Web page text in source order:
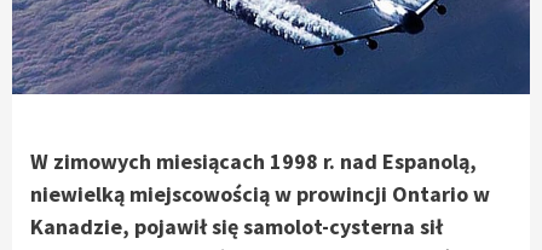
W zimowych miesiącach 1998 r. nad Espanolą,
niewielką miejscowością w prowincji Ontario w
Kanadzie, pojawił się samolot-cysterna sił